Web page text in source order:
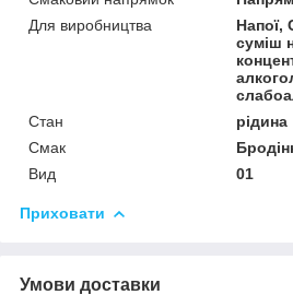
Для виробництва
Напої,
суміш
Стан
рідина
Смак
Вид
01
Приховати
Умови доставки